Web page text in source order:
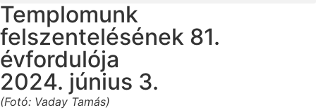
Templomunk
felszentelésének 81.
évfordulója
2024. június 3.
(Fotó: Vaday Tamás)